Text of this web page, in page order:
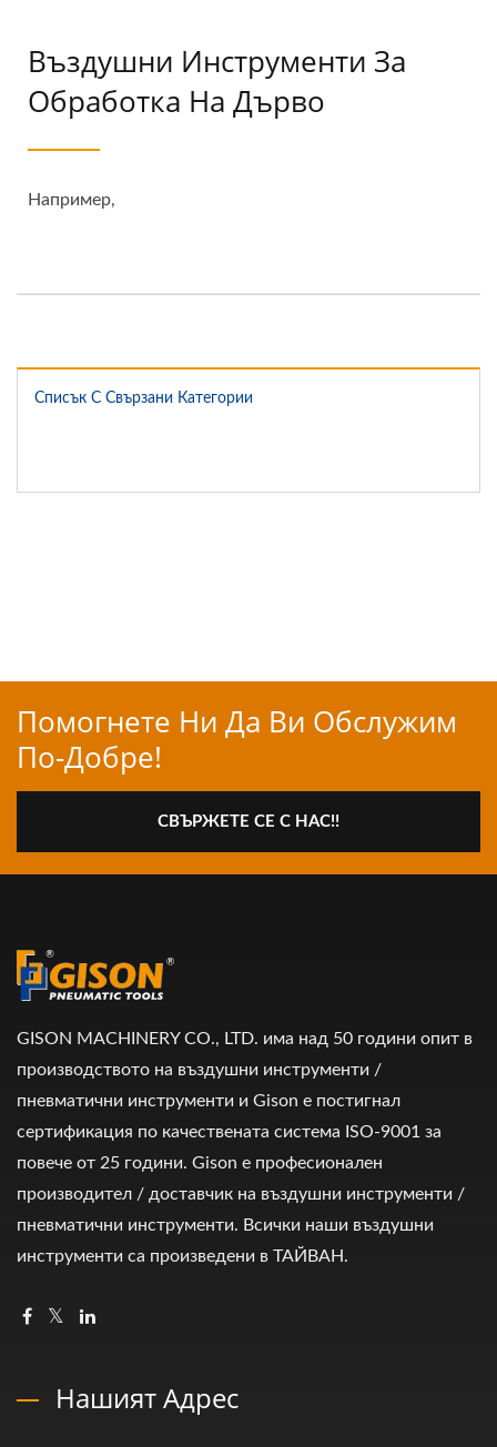
Въздушни Инструменти За
Обработка На Дърво
Например,
Списък С Свързани Категории
Помогнете Ни Да Ви Обслужим
По-Добре!
СВЪРЖЕТЕ СЕ С НАС!!
GISON MACHINERY CO., LTD. има над 50 години опит в
производството на въздушни инструменти /
пневматични инструменти и Gison е постигнал
сертификация по качествената система ISO-9001 за
повече от 25 години. Gison е професионален
производител / доставчик на въздушни инструменти /
пневматични инструменти. Всички наши въздушни
инструменти са произведени в ТАЙВАН.
Нашият Адрес